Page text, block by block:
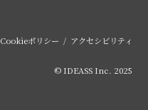
Cookieポリシー アクセシビリティ
© IDEASS Inc. 2025